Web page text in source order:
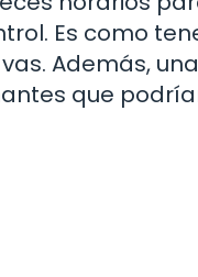
Es como
Además,
que